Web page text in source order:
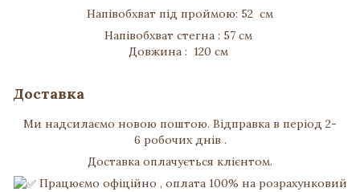
Напівобхват під проймою: 52 см
Напівобхват стегна : 57 см
Довжина : 120 см
Доставка
Ми надсилаємо новою поштою. Відправка в період 2-
6 робочих днів .
Доставка оплачується клієнтом.
Працюємо офіційно , оплата 100% на розрахунковий